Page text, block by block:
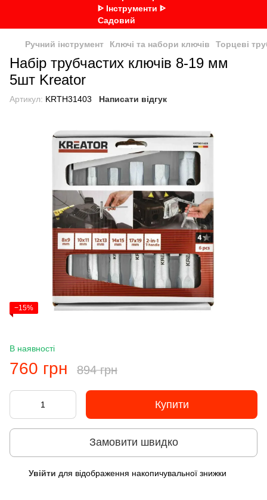
Ручний інструмент Ключі та набори ключів Торцеві
Набір трубчастих ключів 8-19 мм
5шт Kreator
Артикул: KRTH31403 Написати відгук
−15%
В наявності
760 грн 894 грн
Купити
Замовити швидко
Увійти для відображення накопичувальної знижки